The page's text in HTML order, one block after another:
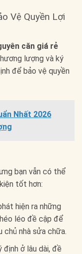
Vệ Quyền Lợi
căn giá rẻ
lượng và ký
để bảo vệ quyền
Nhất 2026
bạn vẫn có thể
tốt hơn:
hiện ra những
léo đề cập để
chủ nhà sửa chữa.
ở lâu dài, đề